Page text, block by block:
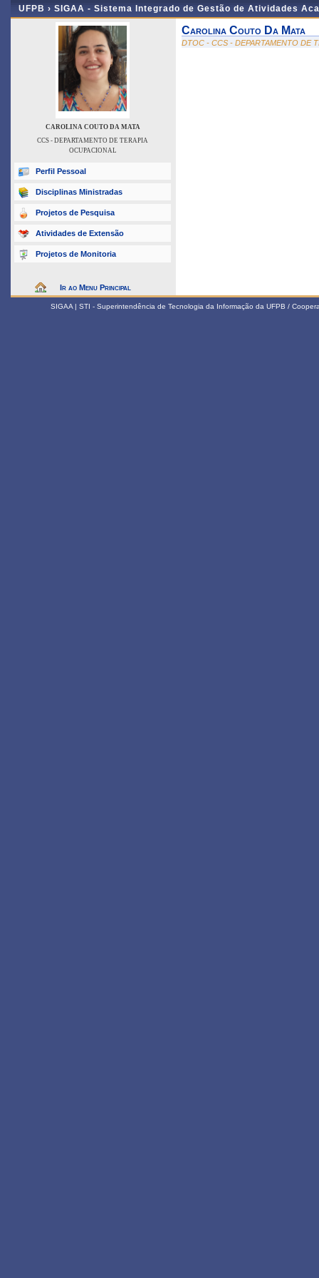
UFPB › SIGAA - Sistema Integrado de Gestão de Atividades
CAROLINA COUTO DA MATA
CCS - DEPARTAMENTO DE TERAPIA
OCUPACIONAL
Perfil Pessoal
Disciplinas Ministradas
Projetos de Pesquisa
Atividades de Extensão
Projetos de Monitoria
Ir ao Menu Principal
Carolina Couto Da Mata
DTOC - CCS - DEPARTAMENTO DE
SIGAA | STI - Superintendência de Tecnologia da Informação da UFPB /